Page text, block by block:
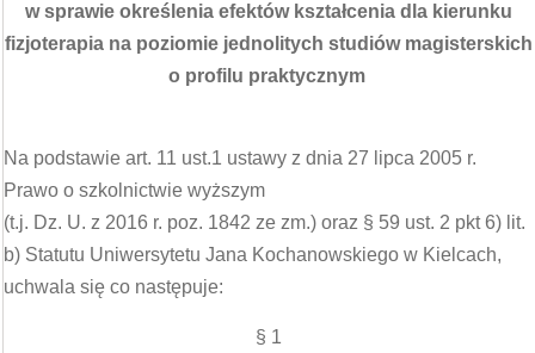
w sprawie określenia efektów kształcenia dla kierunku
fizjoterapia na poziomie jednolitych studiów magisterskich
o profilu praktycznym
Na podstawie art. 11 ust.1 ustawy z dnia 27 lipca 2005 r.
Prawo o szkolnictwie wyższym
(t.j. Dz. U. z 2016 r. poz. 1842 ze zm.) oraz § 59 ust. 2 pkt 6) lit.
b) Statutu Uniwersytetu Jana Kochanowskiego w Kielcach,
uchwala się co następuje:
§ 1